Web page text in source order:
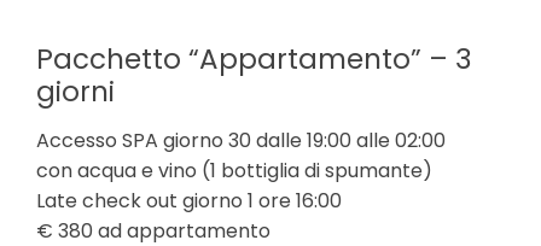
Pacchetto “Appartamento” – 3
giorni
Accesso SPA giorno 30 dalle 19:00 alle 02:00
con acqua e vino (1 bottiglia di spumante)
Late check out giorno 1 ore 16:00
€ 380 ad appartamento